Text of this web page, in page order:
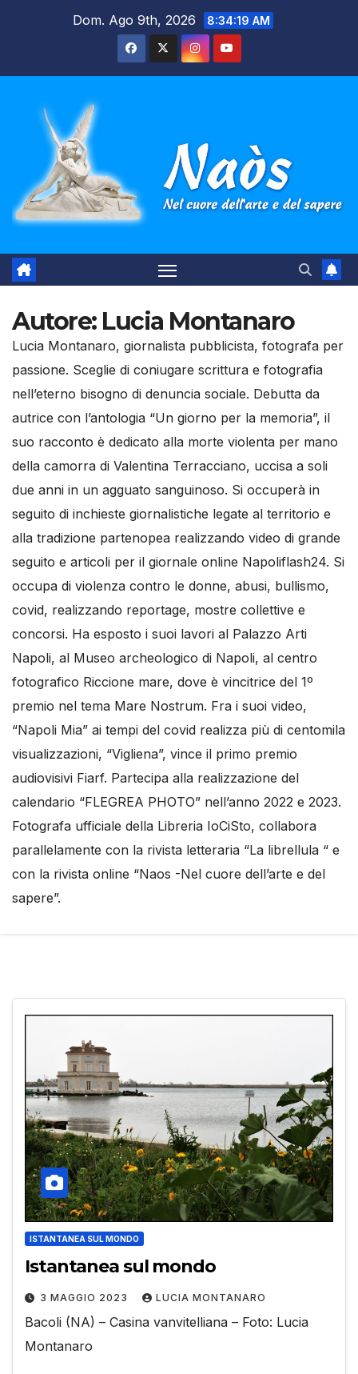
Dom. Ago 9th, 2026 8:34:20 AM
Autore: Lucia Montanaro
Lucia Montanaro, giornalista pubblicista, fotografa per
passione. Sceglie di coniugare scrittura e fotografia
nell’eterno bisogno di denuncia sociale. Debutta da
autrice con l’antologia “Un giorno per la memoria”, il
suo racconto è dedicato alla morte violenta per mano
della camorra di Valentina Terracciano, uccisa a soli
due anni in un agguato sanguinoso. Si occuperà in
seguito di inchieste giornalistiche legate al territorio e
alla tradizione partenopea realizzando video di grande
seguito e articoli per il giornale online Napoliflash24. Si
occupa di violenza contro le donne, abusi, bullismo,
covid, realizzando reportage, mostre collettive e
concorsi. Ha esposto i suoi lavori al Palazzo Arti
Napoli, al Museo archeologico di Napoli, al centro
fotografico Riccione mare, dove è vincitrice del 1º
premio nel tema Mare Nostrum. Fra i suoi video,
“Napoli Mia” ai tempi del covid realizza più di centomila
visualizzazioni, “Vigliena”, vince il primo premio
audiovisivi Fiarf. Partecipa alla realizzazione del
calendario “FLEGREA PHOTO” nell’anno 2022 e 2023.
Fotografa ufficiale della Libreria IoCiSto, collabora
parallelamente con la rivista letteraria “La librellula “ e
con la rivista online “Naos -Nel cuore dell’arte e del
sapere”.
ISTANTANEA SUL MONDO
Istantanea sul mondo
3 MAGGIO 2023 LUCIA MONTANARO
Bacoli (NA) – Casina vanvitelliana – Foto: Lucia
Montanaro